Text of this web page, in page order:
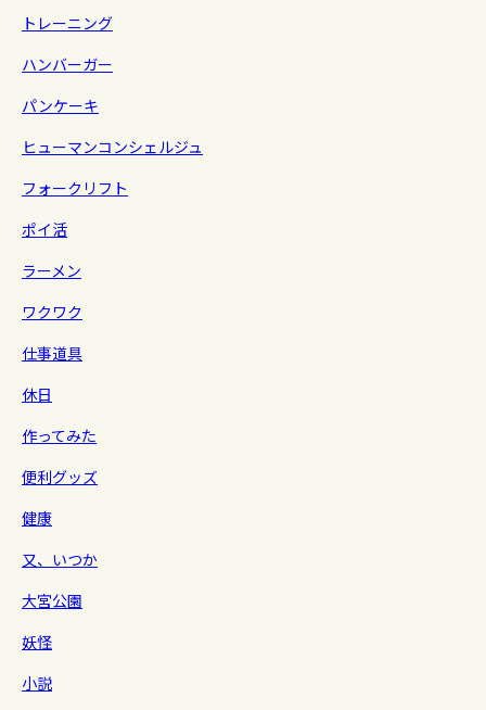
トレーニング
ハンバーガー
パンケーキ
ヒューマンコンシェルジュ
フォークリフト
ポイ活
ラーメン
ワクワク
仕事道具
休日
作ってみた
便利グッズ
健康
又、いつか
大宮公園
妖怪
小説